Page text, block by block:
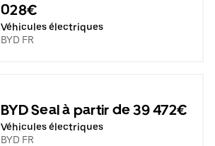
028€
Véhicules électriques
BYD FR
BYD Seal à partir de 39 472€
Véhicules électriques
BYD FR